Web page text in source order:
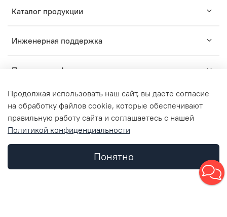
Каталог продукции
Инженерная поддержка
Помощь и информация
2015-2024ZARUS TM- комплексные решения для
ООО "ЗАРУС Инжиниринг", ОГРН 1157746836312, ИНН
7734362952, КПП 773401001
Профиль
Продолжая использовать наш сайт, вы даете согласие
на обработку файлов cookie, которые обеспечивают
правильную работу сайта и соглашаетесь с нашей
Политикой конфиденциальности
Понятно